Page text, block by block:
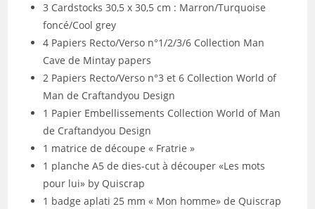
3 Cardstocks 30,5 x 30,5 cm : Marron/Turquoise
foncé/Cool grey
4 Papiers Recto/Verso n°1/2/3/6 Collection Man
Cave de Mintay papers
2 Papiers Recto/Verso n°3 et 6 Collection World of
Man de Craftandyou Design
1 Papier Embellissements Collection World of Man
de Craftandyou Design
1 matrice de découpe « Fratrie »
1 planche A5 de dies-cut à découper «Les mots
pour lui» by Quiscrap
1 badge aplati 25 mm « Mon homme» de Quiscrap